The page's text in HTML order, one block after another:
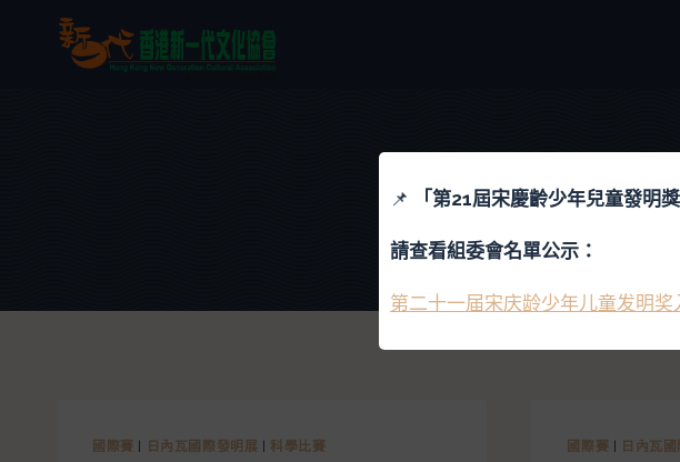
日內瓦
國際賽 日內瓦國際發明展 科學比賽 國際賽 日內瓦
📌 「第21屆宋慶齡少年兒童發明
請查看組委會名單公示：
第二十一届宋庆龄少年儿童发明